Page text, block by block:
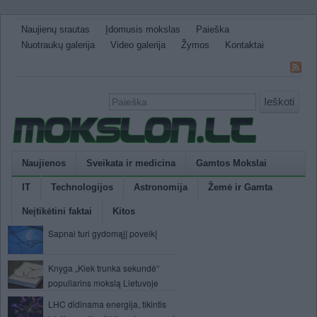
Naujienų srautas Įdomusis mokslas
Paieška
Nuotraukų galerija
Video galerija Žymos Kontaktai
Ieškoti
Naujienos Sveikata ir medicina Gamtos Mokslai
IT Technologijos Astronomija Žemė ir Gamta
Neįtikėtini faktai Kitos
Sapnai turi gydomąjį poveikį
Knyga „Kiek trunka sekundė“
populiarins mokslą Lietuvoje
LHC didinama energija, tikintis